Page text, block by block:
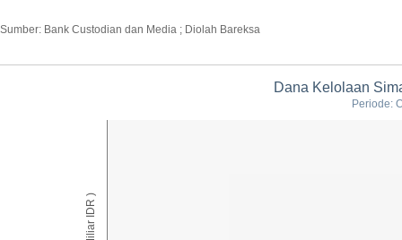
Sumber: Bank Custodian dan Media ; Diolah Bareksa
Dana Kelolaan
Periode: